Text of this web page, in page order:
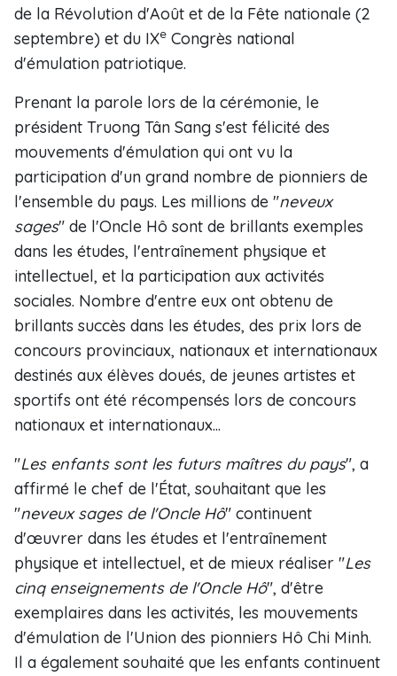
de la Révolution d'Août et de la Fête nationale (2
septembre) et du IXe Congrès national
d'émulation patriotique.
Prenant la parole lors de la cérémonie, le
président Truong Tân Sang s'est félicité des
mouvements d'émulation qui ont vu la
participation d'un grand nombre de pionniers de
l'ensemble du pays. Les millions de "neveux
sages" de l'Oncle Hô sont de brillants exemples
dans les études, l'entraînement physique et
intellectuel, et la participation aux activités
sociales. Nombre d'entre eux ont obtenu de
brillants succès dans les études, des prix lors de
concours provinciaux, nationaux et internationaux
destinés aux élèves doués, de jeunes artistes et
sportifs ont été récompensés lors de concours
nationaux et internationaux...
"Les enfants sont les futurs maîtres du pays", a
affirmé le chef de l'État, souhaitant que les
"neveux sages de l'Oncle Hô" continuent
d'œuvrer dans les études et l'entraînement
physique et intellectuel, et de mieux réaliser "Les
cinq enseignements de l'Oncle Hô", d'être
exemplaires dans les activités, les mouvements
d'émulation de l'Union des pionniers Hô Chi Minh.
Il a également souhaité que les enfants continuent